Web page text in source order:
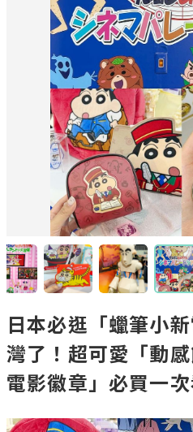
日本必逛「蠟筆小
灣了！超可愛「動
電影徽章」必買一次